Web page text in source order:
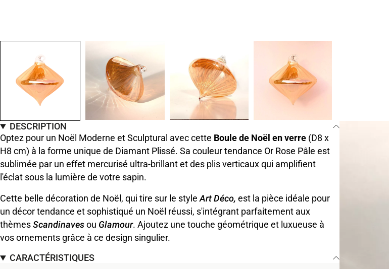
DESCRIPTION
Optez pour un Noël Moderne et Sculptural avec cette Boule de Noël en verre (D8 x
H8 cm) à la forme unique de Diamant Plissé. Sa couleur tendance Or Rose Pâle est
sublimée par un effet mercurisé ultra-brillant et des plis verticaux qui amplifient
l'éclat sous la lumière de votre sapin.
Cette belle décoration de Noël, qui tire sur le styleArt Déco, est la pièce idéale pour
un décor tendance et sophistiqué un Noël réussi, s'intégrant parfaitement aux
thèmesScandinavesou Glamour. Ajoutez une touche géométrique et luxueuse à
vos ornements grâce à ce design singulier.
CARACTÉRISTIQUES